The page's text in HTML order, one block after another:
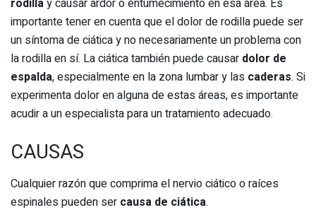
rodillay causar ardor o entumecimiento en esa área. Es
importante tener en cuenta que el dolor de rodilla puede ser
un síntoma de ciática y no necesariamente un problema con
la rodilla en sí. La ciática también puede causar dolor de
espalda, especialmente en la zona lumbar y las caderas. Si
experimenta dolor en alguna de estas áreas, es importante
acudir a un especialista para un tratamiento adecuado.
CAUSAS
Cualquier razón que comprima el nervio ciático o raíces
espinales pueden ser causa de ciática.